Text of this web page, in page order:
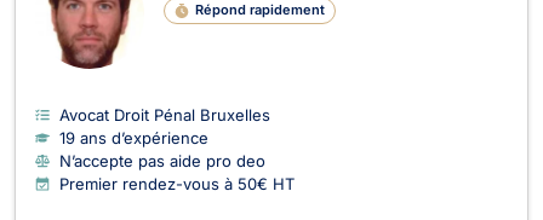
Répond rapidement
Avocat Droit Pénal Bruxelles
19 ans d’expérience
N’accepte pas aide pro deo
Premier rendez-vous à 50€ HT